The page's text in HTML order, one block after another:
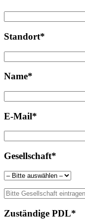
Standort*
Name*
E-Mail*
Gesellschaft*
Zuständige PDL*